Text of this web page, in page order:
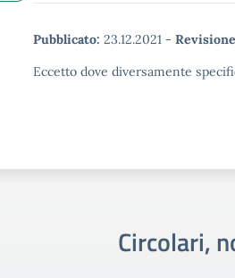
Pubblicato: 23.12.2021 -
Eccetto dove diversamente
Circolari,